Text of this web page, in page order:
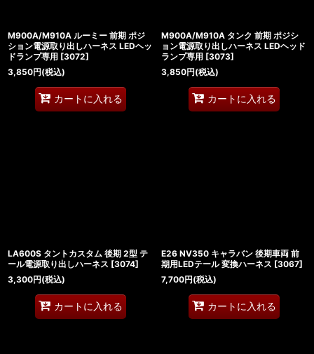
M900A/M910A ルーミー 前期 ポジ
ション電源取り出しハーネス LEDヘッ
ドランプ専用 [3072]
3,850円(税込)
カートに入れる
M900A/M910A タンク 前期 ポジシ
ョン電源取り出しハーネス LEDヘッド
ランプ専用 [3073]
3,850円(税込)
カートに入れる
LA600S タントカスタム 後期 2型 テ
ール電源取り出しハーネス [3074]
3,300円(税込)
カートに入れる
E26 NV350 キャラバン 後期車両 前
期用LEDテール 変換ハーネス [3067]
7,700円(税込)
カートに入れる